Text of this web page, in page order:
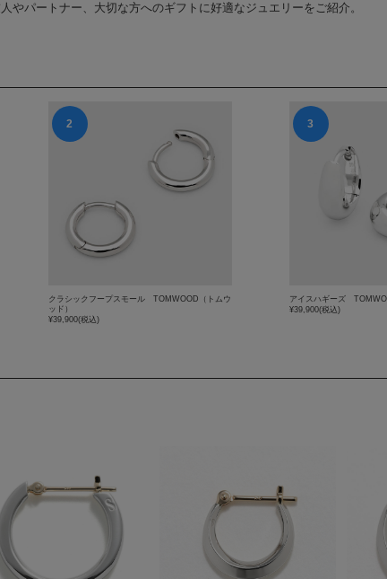
やパートナー、大切な方へのギフトに好適なジュエリーをご紹介。
2
クラシックフープスモール TOMWOOD（トムウ
ッド）
¥39,900(税込)
3
アイスハギーズ
¥39,900(税込)